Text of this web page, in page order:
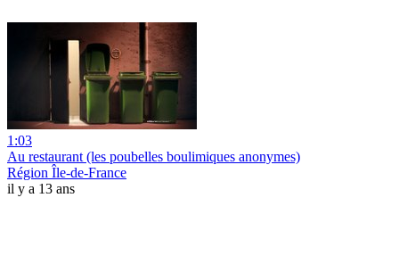
1:03
Au restaurant (les poubelles boulimiques anonymes)
Région Île-de-France
il y a 13 ans